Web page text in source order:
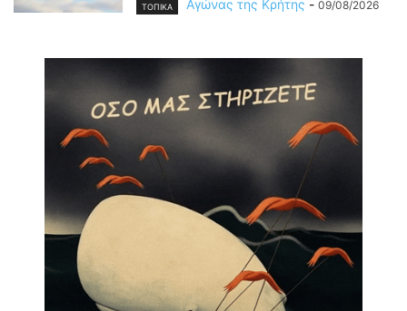
ΤΟΠΙΚΑ Αγώνας της Κρήτης - 09/08/2026